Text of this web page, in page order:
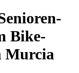
Bike-
Murcia